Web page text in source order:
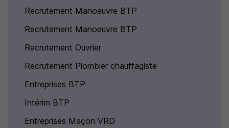
Recrutement Manoeuvre BTP
Recrutement Manoeuvre BTP
Recrutement Ouvrier
Recrutement Plombier chauffagiste
Entreprises BTP
Intérim BTP
Entreprises Maçon VRD